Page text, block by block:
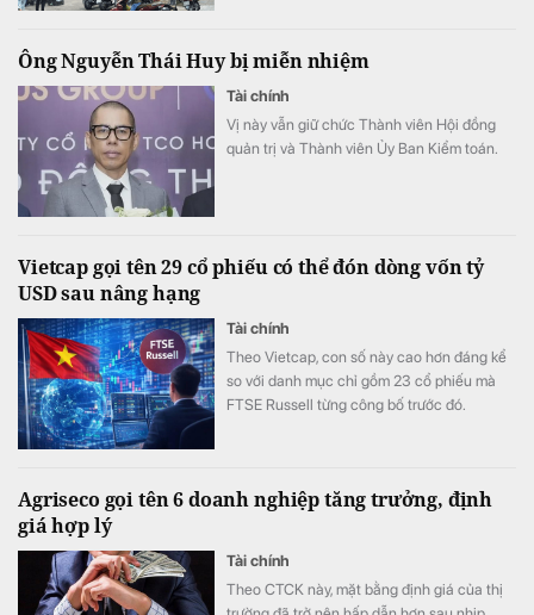
Ông Nguyễn Thái Huy bị miễn nhiệm
Tài chính
Vị này vẫn giữ chức Thành viên Hội đồng
quản trị và Thành viên Ủy Ban Kiểm toán.
Vietcap gọi tên 29 cổ phiếu có thể đón dòng vốn tỷ
USD sau nâng hạng
Tài chính
Theo Vietcap, con số này cao hơn đáng kể
so với danh mục chỉ gồm 23 cổ phiếu mà
FTSE Russell từng công bố trước đó.
Agriseco gọi tên 6 doanh nghiệp tăng trưởng, định
giá hợp lý
Tài chính
Theo CTCK này, mặt bằng định giá của thị